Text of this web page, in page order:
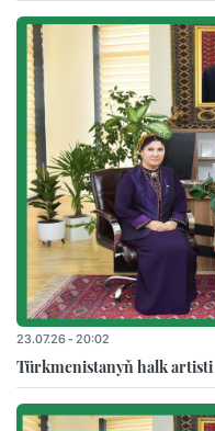
23.07.26 - 20:02
Türkmenistanyň halk